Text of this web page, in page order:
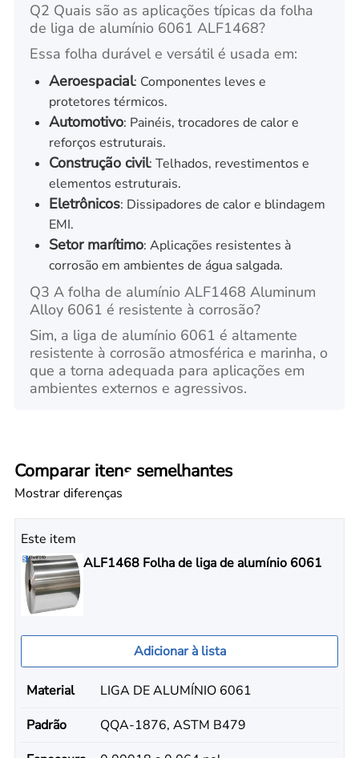
Q2 Quais são as aplicações típicas da folha
de liga de alumínio 6061 ALF1468?
Essa folha durável e versátil é usada em:
Aeroespacial: Componentes leves e
protetores térmicos.
Automotivo: Painéis, trocadores de calor e
reforços estruturais.
Construção civil: Telhados, revestimentos e
elementos estruturais.
Eletrônicos: Dissipadores de calor e blindagem
EMI.
Setor marítimo: Aplicações resistentes à
corrosão em ambientes de água salgada.
Q3 A folha de alumínio ALF1468 Aluminum
Alloy 6061 é resistente à corrosão?
Sim, a liga de alumínio 6061 é altamente
resistente à corrosão atmosférica e marinha, o
que a torna adequada para aplicações em
ambientes externos e agressivos.
Comparar itens semelhantes
Mostrar diferenças
Este item
ALF1468 Folha de liga de alumínio 6061
Adicionar à lista
Material
LIGA DE ALUMÍNIO 6061
Padrão
QQA-1876, ASTM B479